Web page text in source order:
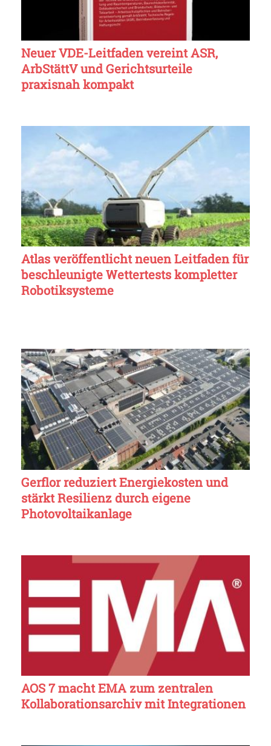
Neuer VDE-Leitfaden vereint ASR,
ArbStättV und Gerichtsurteile
praxisnah kompakt
Atlas veröffentlicht neuen Leitfaden für
beschleunigte Wettertests kompletter
Robotiksysteme
Gerflor reduziert Energiekosten und
stärkt Resilienz durch eigene
Photovoltaikanlage
AOS 7 macht EMA zum zentralen
Kollaborationsarchiv mit Integrationen